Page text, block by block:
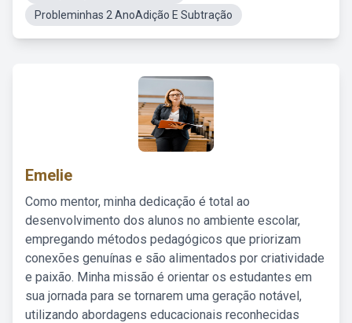
Probleminhas 2 AnoAdição E Subtração
Emelie
Como mentor, minha dedicação é total ao
desenvolvimento dos alunos no ambiente escolar,
empregando métodos pedagógicos que priorizam
conexões genuínas e são alimentados por criatividade
e paixão. Minha missão é orientar os estudantes em
sua jornada para se tornarem uma geração notável,
utilizando abordagens educacionais reconhecidas